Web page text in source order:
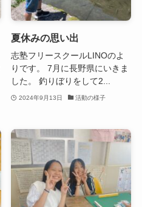
夏休みの思い出
志塾フリースクールLINOのよ
りです。 7月に長野県にいきま
した。 釣りぼりをして2...
2024年9月13日 活動の様子